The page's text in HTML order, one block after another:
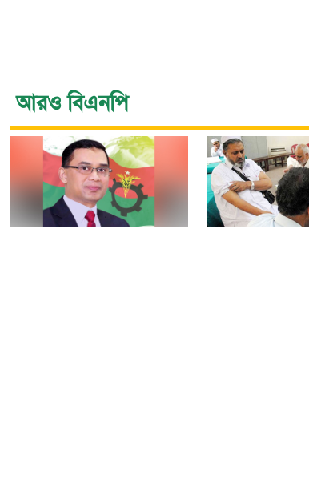
আরও বিএনপি